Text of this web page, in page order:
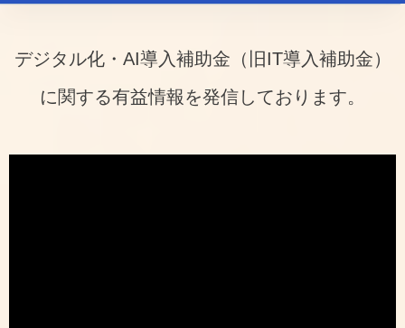
デジタル化・AI導入補助金（旧IT導入補助金）
に関する有益情報を発信しております。